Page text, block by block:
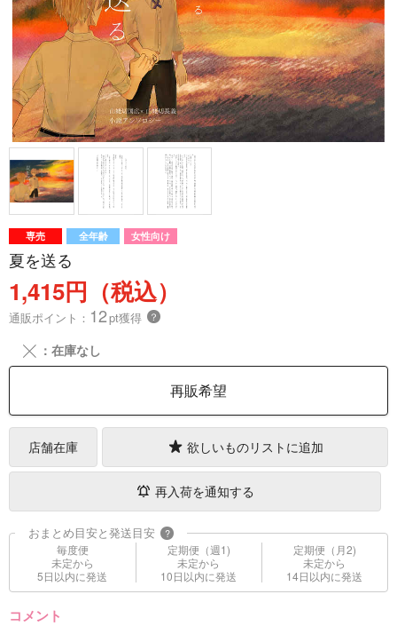
専売 全年齢 女性向け
夏を送る
1,415円（税込）
通販ポイント： 12pt獲得 ？
╳ ：在庫なし
再販希望
店舗在庫 欲しいものリストに追加
再入荷を通知する
おまとめ目安と発送目安 ?
毎度便
未定から
5日以内に発送
定期便（週1)
未定から
10日以内に発送
定期便（月2)
未定から
14日以内に発送
コメント